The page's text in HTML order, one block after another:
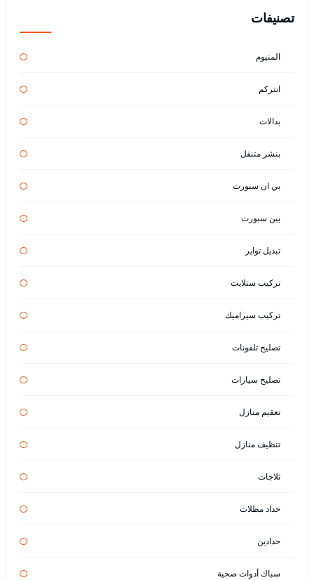
تصنيفات
المنيوم
انتركم
بدالات
بنشر متنقل
بي ان سبورت
بين سبورت
تبديل تواير
تركيب ستلايت
تركيب سيراميك
تصليح تلفونات
تصليح سيارات
تعقيم منازل
تنظيف منازل
ثلاجات
حداد مظلات
حدادين
سباك أدوات صحية